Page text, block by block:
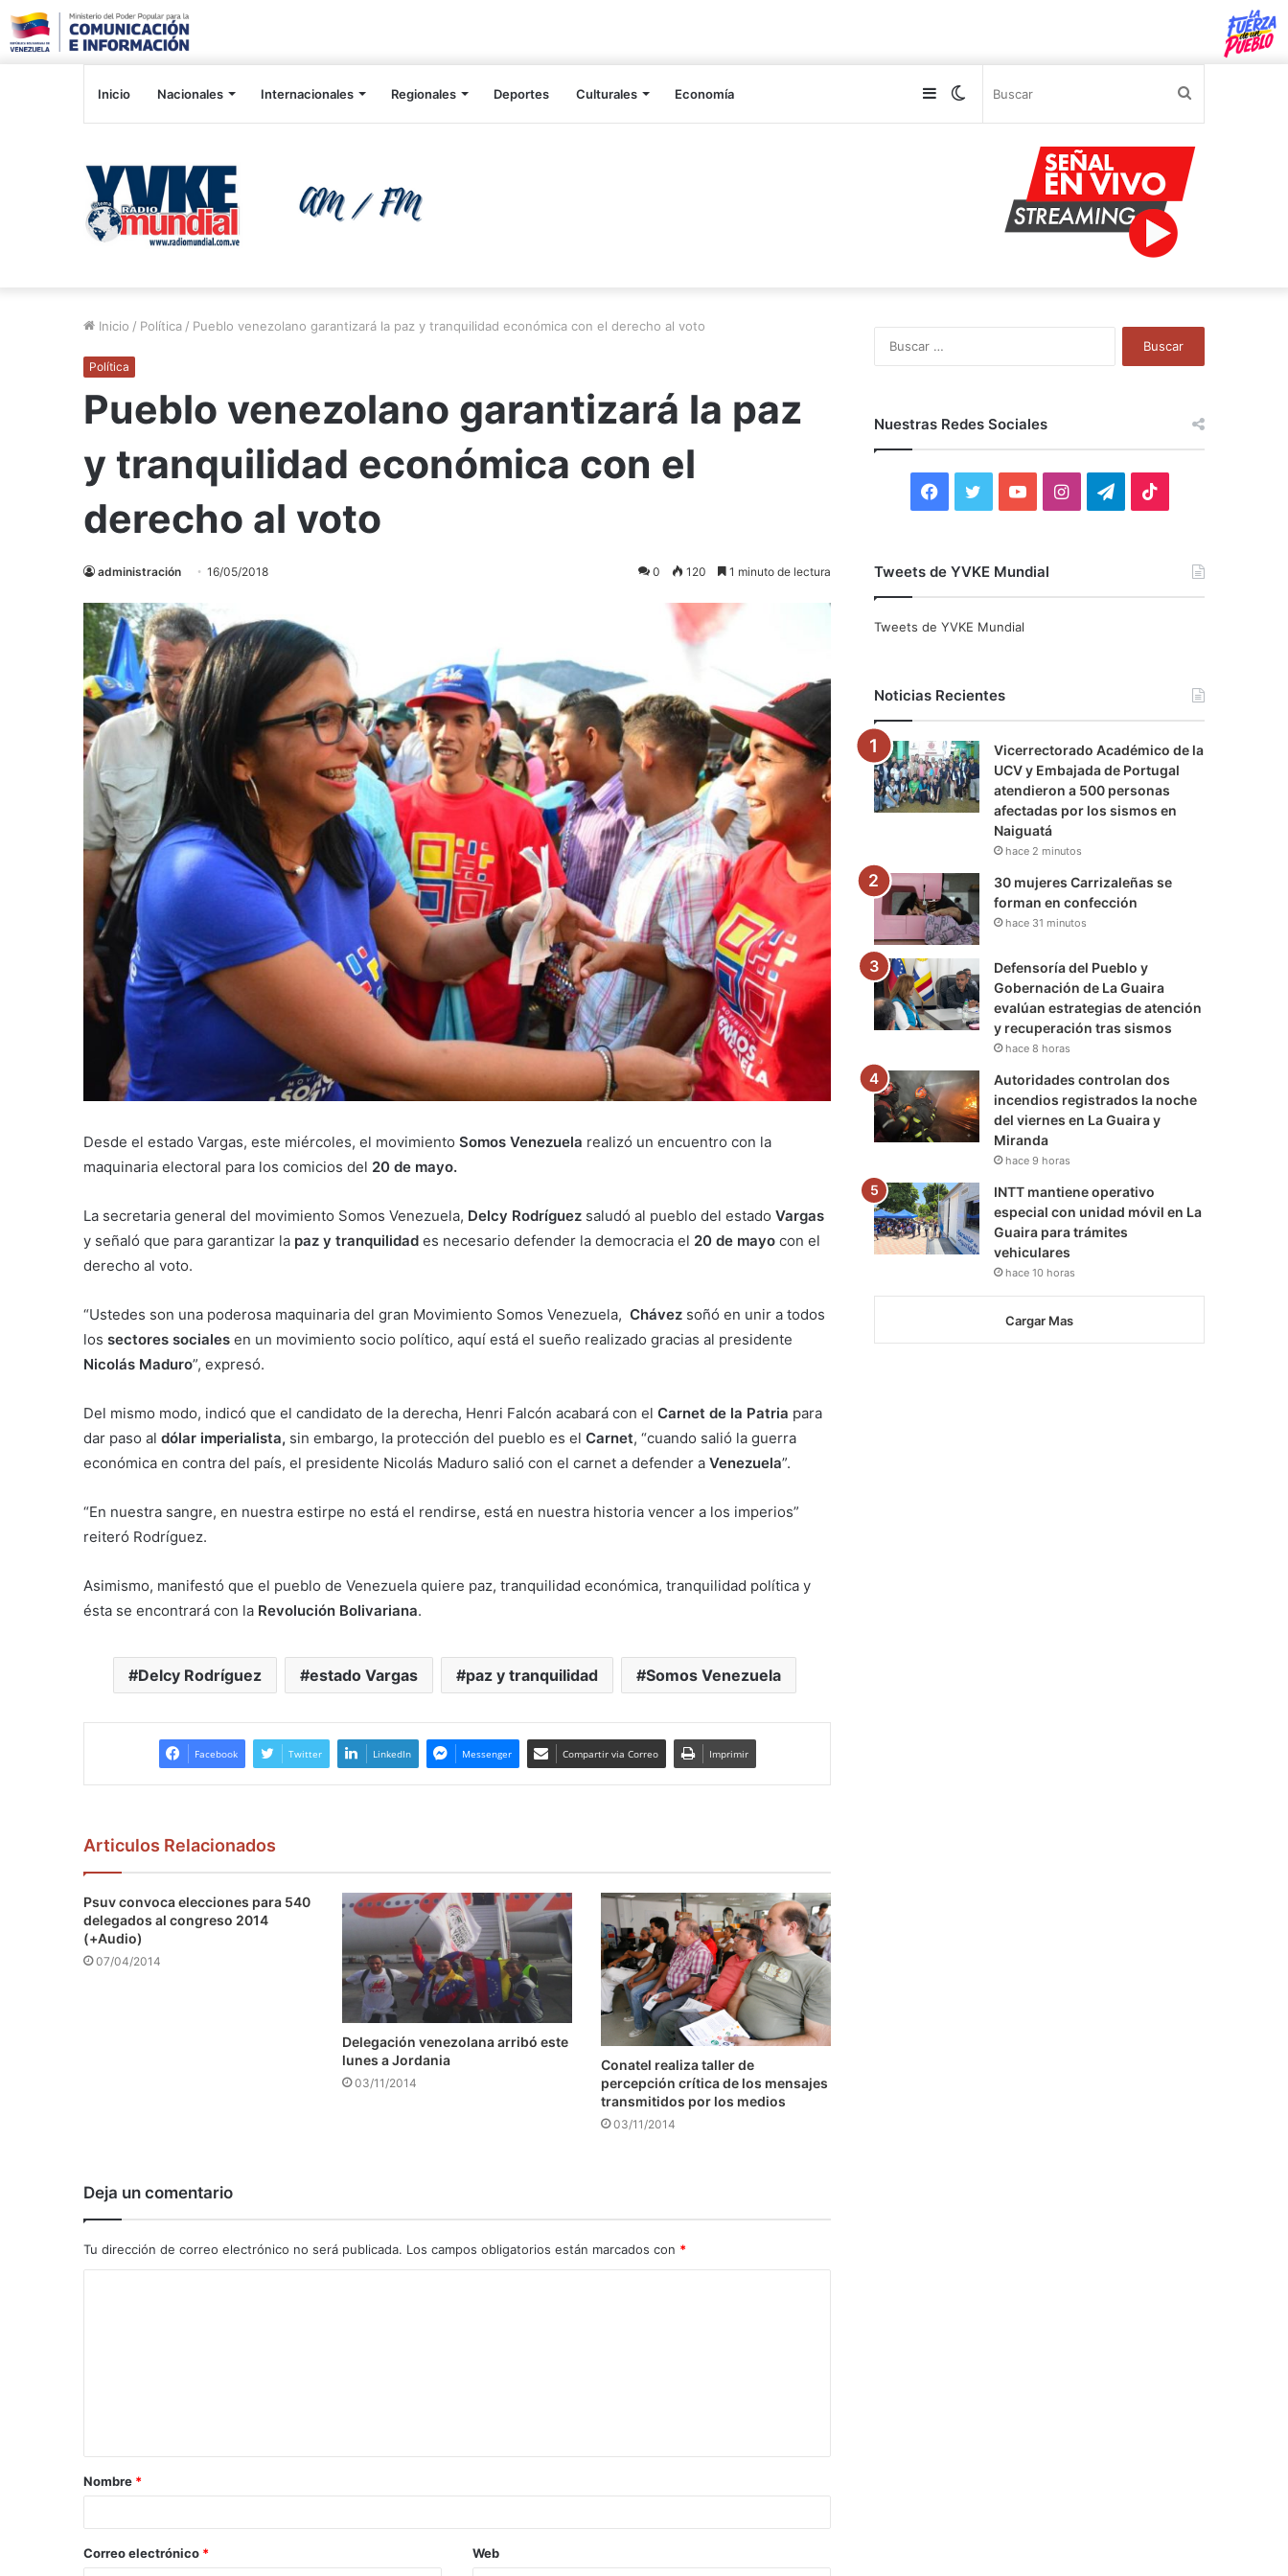
Inicio Nacionales Internacionales Regionales Deportes Culturales Economía Switch
Sidebar
Inicio / Política / Pueblo venezolano garantizará la paz y tranquilidad económica con el derecho al voto
Política
Pueblo venezolano garantizará la paz
y tranquilidad económica con el
derecho al voto
administración 16/05/2018 0 120 1 minuto de lectura
Desde el estado Vargas, este miércoles, el movimiento Somos Venezuela realizó un encuentro con la
maquinaria electoral para los comicios del 20 de mayo.
La secretaria general del movimiento Somos Venezuela, Delcy Rodríguez saludó al pueblo del estado Vargas
y señaló que para garantizar la paz y tranquilidad es necesario defender la democracia el 20 de mayo con el
derecho al voto.
“Ustedes son una poderosa maquinaria del gran Movimiento Somos Venezuela, Chávez soñó en unir a todos
los sectores sociales en un movimiento socio político, aquí está el sueño realizado gracias al presidente
Nicolás Maduro”, expresó.
Del mismo modo, indicó que el candidato de la derecha, Henri Falcón acabará con el Carnet de la Patria para
dar paso al dólar imperialista, sin embargo, la protección del pueblo es el Carnet, “cuando salió la guerra
económica en contra del país, el presidente Nicolás Maduro salió con el carnet a defender a Venezuela”.
“En nuestra sangre, en nuestra estirpe no está el rendirse, está en nuestra historia vencer a los imperios”
reiteró Rodríguez.
Asimismo, manifestó que el pueblo de Venezuela quiere paz, tranquilidad económica, tranquilidad política y
ésta se encontrará con la Revolución Bolivariana.
Delcy Rodríguez estado Vargas paz y tranquilidad Somos Venezuela
Facebook Twitter LinkedIn Messenger Compartir via Correo Imprimir
Articulos Relacionados
Psuv convoca elecciones para 540
delegados al congreso 2014
(+Audio)
07/04/2014
Delegación venezolana arribó este
lunes a Jordania
03/11/2014
Conatel realiza taller de
percepción crítica de los mensajes
transmitidos por los medios
03/11/2014
Deja un comentario
Tu dirección de correo electrónico no será publicada. Los campos obligatorios están marcados con *
a
r
*
Nombre *
Correo electrónico * Web
Nuestras Redes Sociales
F
c
o
k
i
r
Y
u
e
I
r
a
m
T
a
m
Tweets de YVKE Mundial
Tweets de YVKE Mundial
Noticias Recientes
Vicerrectorado Académico de la
UCV y Embajada de Portugal
atendieron a 500 personas
afectadas por los sismos en
Naiguatá
hace 2 minutos
30 mujeres Carrizaleñas se
forman en confección
hace 31 minutos
Defensoría del Pueblo y
Gobernación de La Guaira
evalúan estrategias de atención
y recuperación tras sismos
hace 8 horas
Autoridades controlan dos
incendios registrados la noche
del viernes en La Guaira y
Miranda
hace 9 horas
INTT mantiene operativo
especial con unidad móvil en La
Guaira para trámites
vehiculares
hace 10 horas
Cargar Mas